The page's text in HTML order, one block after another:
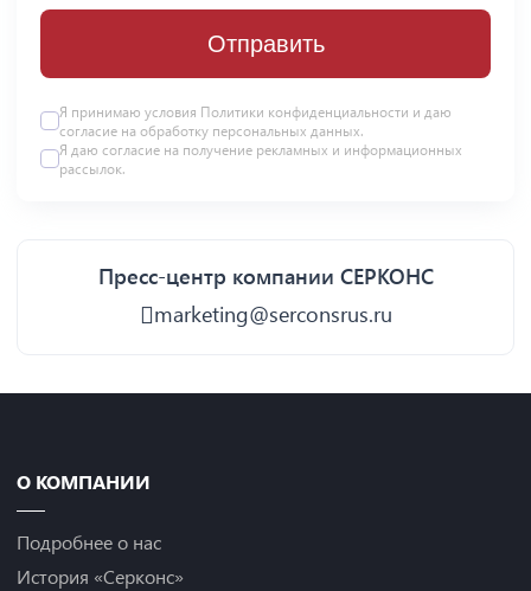
Отправить
Я принимаю условия Политики конфиденциальности и даю
согласие на обработку персональных данных.
Я даю согласие на получение рекламных и информационных
рассылок.
Пресс-центр компании СЕРКОНС
marketing@serconsrus.ru
О КОМПАНИИ
Подробнее о нас
История «Серконс»